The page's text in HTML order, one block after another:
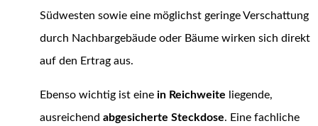
Südwesten sowie eine möglichst geringe Verschattung
durch Nachbargebäude oder Bäume wirken sich direkt
auf den Ertrag aus.
Ebenso wichtig ist eine in Reichweite liegende,
ausreichend abgesicherte Steckdose. Eine fachliche